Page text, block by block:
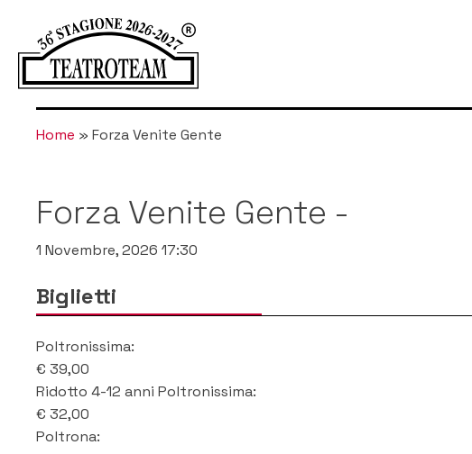
Home » Forza Venite Gente
Forza Venite Gente -
1 Novembre, 2026 17:30
Biglietti
Poltronissima:
€ 39,00
Ridotto 4-12 anni Poltronissima:
€ 32,00
Poltrona: